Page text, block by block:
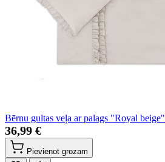
Bērnu gultas veļa ar palags "Royal beige"
36,99 €
Pievienot grozam